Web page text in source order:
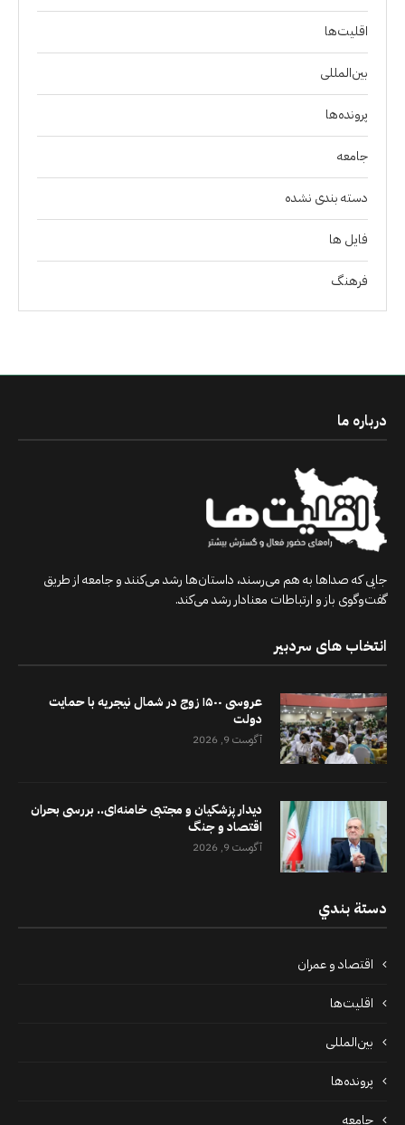
اقلیت‌ها
بین‌المللی
پرونده‌ها
جامعه
دسته بندی نشده
فايل ها
فرهنگ
درباره ما
جایی که صداها به هم می‌رسند، داستان‌ها رشد می‌کنند و جامعه از طریق
گفت‌وگوی باز و ارتباطات معنادار رشد می‌کند.
انتخاب های سردبیر
عروسی ۱۵۰۰ زوج در شمال نیجریه با حمایت
دولت
آگوست 9, 2026
دیدار پزشکیان و مجتبی خامنه‌ای.. بررسی بحران
اقتصاد و جنگ
آگوست 9, 2026
دستة بندي
اقتصاد و عمران
اقلیت‌ها
بین‌المللی
پرونده‌ها
جامعه